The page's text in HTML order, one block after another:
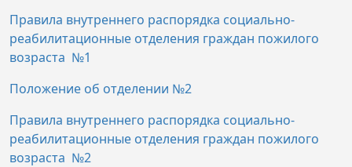
Правила внутреннего распорядка социально-
реабилитационные отделения граждан пожилого
возраста №1
Положение об отделении №2
Правила внутреннего распорядка социально-
реабилитационные отделения граждан пожилого
возраста №2